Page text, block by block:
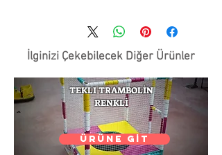
İlginizi Çekebilecek Diğer Ürünler
TEKLI TRAMBOLİN
RENKLİ
ÜRÜNE GİT